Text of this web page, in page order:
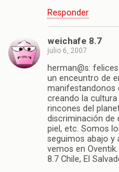
Responder
weichafe 8.7
julio 6, 2007
herman@s:
un enceuntro de
manifestandonos
creando la
rincones del
discriminación de
piel, etc. Somos
seguimos abajo y
vemos en
8.7 Chile, El